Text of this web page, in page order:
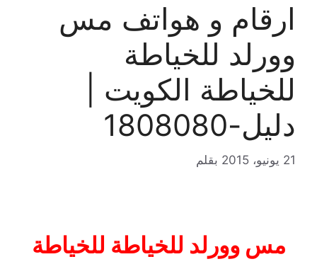
ارقام و هواتف مس
وورلد للخياطة
للخياطة الكويت |
دليل-1808080
21 يونيو، 2015 بقلم
مس وورلد للخياطة للخياطة